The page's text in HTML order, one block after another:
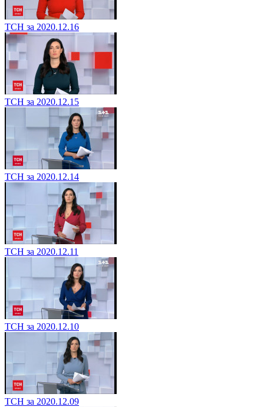
ТСН за 2020.12.16
ТСН за 2020.12.15
ТСН за 2020.12.14
ТСН за 2020.12.11
ТСН за 2020.12.10
ТСН за 2020.12.09